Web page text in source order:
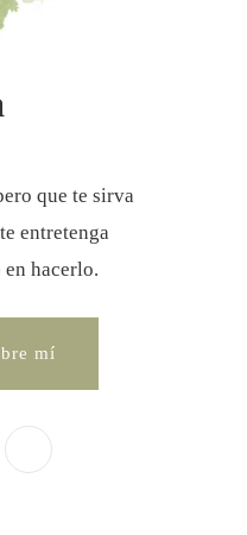
que te sirva
entretenga
en hacerlo.
mí